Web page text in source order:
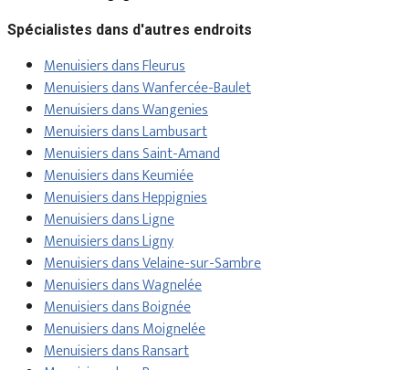
Spécialistes dans d'autres endroits
Menuisiers dans Fleurus
Menuisiers dans Wanfercée-Baulet
Menuisiers dans Wangenies
Menuisiers dans Lambusart
Menuisiers dans Saint-Amand
Menuisiers dans Keumiée
Menuisiers dans Heppignies
Menuisiers dans Ligne
Menuisiers dans Ligny
Menuisiers dans Velaine-sur-Sambre
Menuisiers dans Wagnelée
Menuisiers dans Boignée
Menuisiers dans Moignelée
Menuisiers dans Ransart